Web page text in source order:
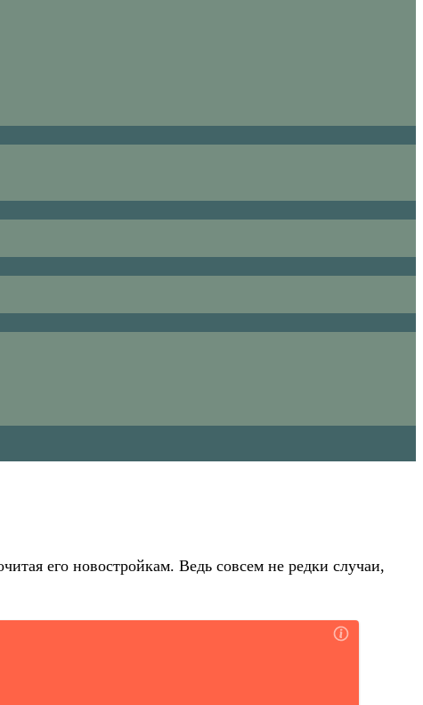
его новостройкам. Ведь совсем не редки случаи,